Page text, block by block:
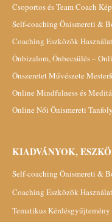
Csoportos és Team Coach
Self-coaching Önismereti &
Coaching Eszközök
Önbizalom, Önbecsülés –
Önszeretet Művészete
Online Mindfulness és
Online Női Önismereti
KIADVÁNYOK,
Self-coaching Önismereti &
Coaching Eszközök
Tematikus Kérdésgyűjtemény